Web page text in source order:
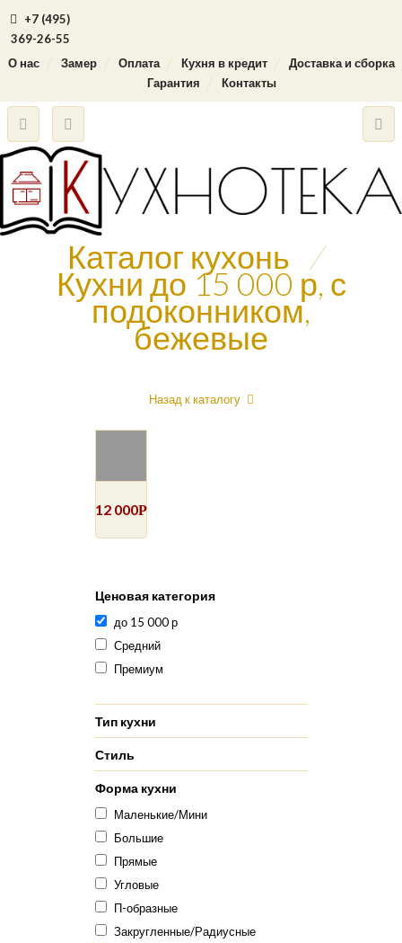
+7 (495)
369-26-55
О нас
Замер Оплата Кухня в кредит
Доставка и сборка
Гарантия
Контакты
Каталог кухонь /
Кухни до 15 000 р, с
подоконником,
бежевые
Назад к каталогу
12 000Р
Ценовая категория
до 15 000 р
Средний
Премиум
Тип кухни
Стиль
Форма кухни
Маленькие/Мини
Большие
Прямые
Угловые
П-образные
Закругленные/Радиусные